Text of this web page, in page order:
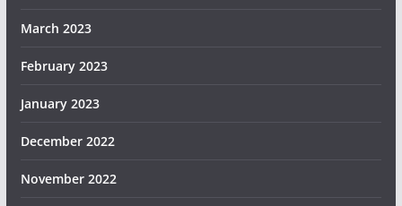
March 2023
February 2023
January 2023
December 2022
November 2022